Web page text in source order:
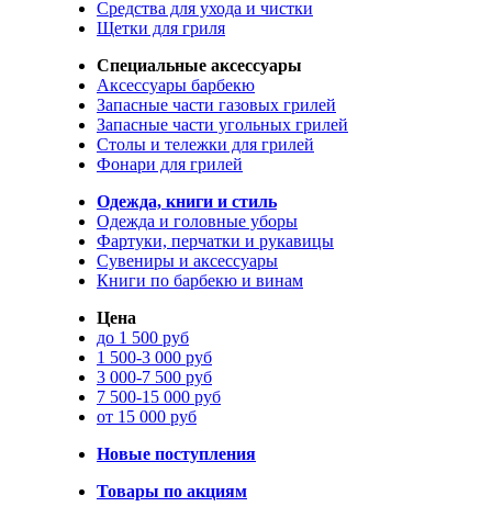
Средства для ухода и чистки
Щетки для гриля
Специальные аксессуары
Аксессуары барбекю
Запасные части газовых грилей
Запасные части угольных грилей
Столы и тележки для грилей
Фонари для грилей
Одежда, книги и стиль
Одежда и головные уборы
Фартуки, перчатки и рукавицы
Сувениры и аксессуары
Книги по барбекю и винам
Цена
до 1 500 руб
1 500-3 000 руб
3 000-7 500 руб
7 500-15 000 руб
от 15 000 руб
Новые поступления
Товары по акциям